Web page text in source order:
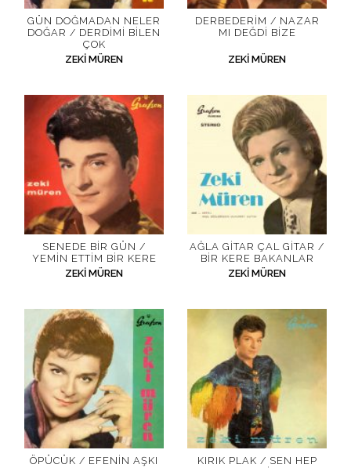
GÜN DOĞMADAN NELER
DOĞAR / DERDIMI BILEN
ÇOK
ZEKI MÜREN
DERBEDERIM / NAZAR
MI DEĞDI BIZE
ZEKI MÜREN
SENEDE BIR GÜN /
YEMIN ETTIM BIR KERE
ZEKI MÜREN
AĞLA GITAR ÇAL GITAR /
BIR KERE BAKANLAR
ZEKI MÜREN
ÖPÜCÜK / EFENIN AŞKI
KIRIK PLAK / SEN HEP